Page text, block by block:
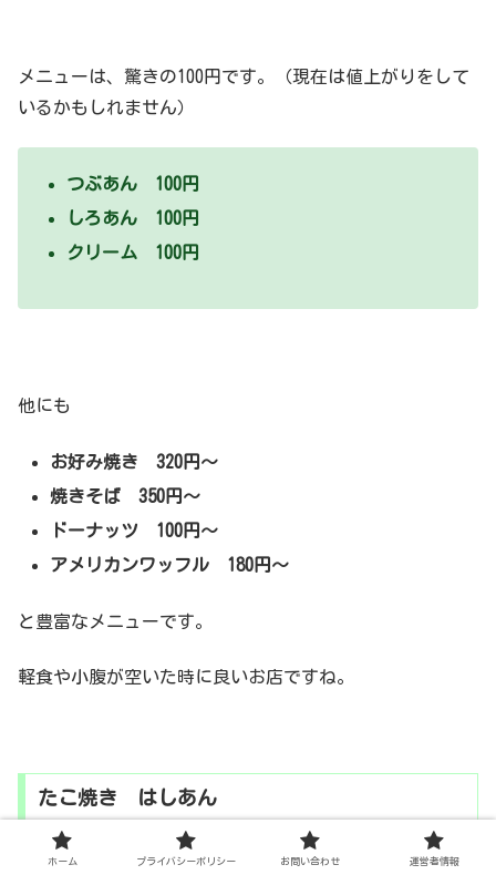
メニューは、驚きの100円です。（現在は値上がりをして
いるかもしれません）
つぶあん 100円
しろあん 100円
クリーム 100円
他にも
お好み焼き 320円～
焼きそば 350円～
ドーナッツ 100円～
アメリカンワッフル 180円～
と豊富なメニューです。
軽食や小腹が空いた時に良いお店ですね。
たこ焼き はしあん
ホーム プライバシーポリシー お問い合わせ 運営者情報